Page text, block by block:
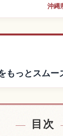
沖縄
もっとスムー
与那国島付近の宿を
目次